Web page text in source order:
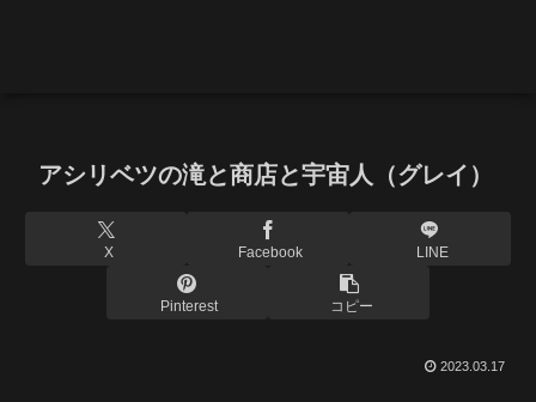
アシリベツの滝と商店と宇宙人（グレイ）
X Facebook LINE
Pinterest コピー
2023.03.17